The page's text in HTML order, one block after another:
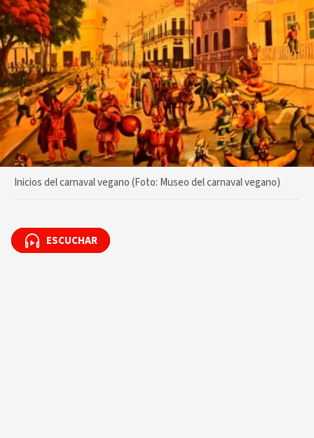
Inicios del carnaval vegano (Foto: Museo del carnaval vegano)
ESCUCHAR
ESCUCHAR